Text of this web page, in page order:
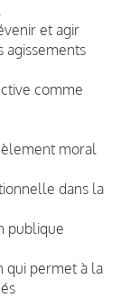
et agir
comme
moral
dans la
publique
qui permet à la